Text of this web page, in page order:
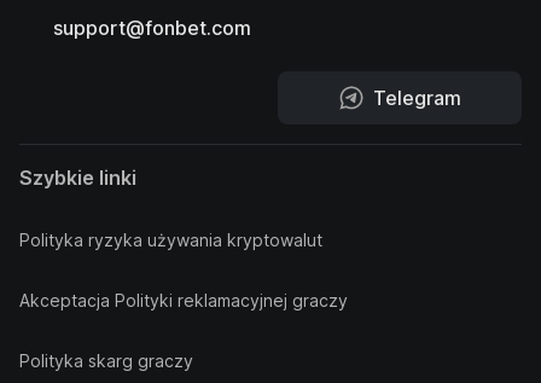
support@fonbet.com
Telegram
Szybkie linki
Polityka ryzyka używania kryptowalut
Akceptacja Polityki reklamacyjnej graczy
Polityka skarg graczy